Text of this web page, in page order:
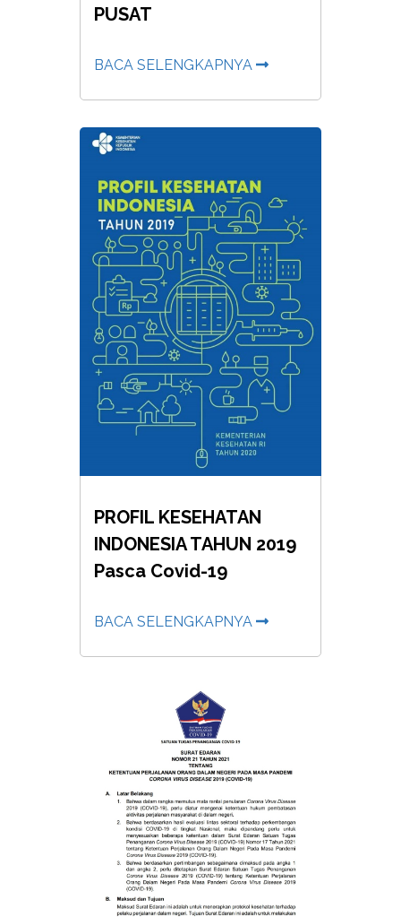
PUSAT
BACA SELENGKAPNYA
PROFIL KESEHATAN
INDONESIA TAHUN 2019
Pasca Covid-19
BACA SELENGKAPNYA